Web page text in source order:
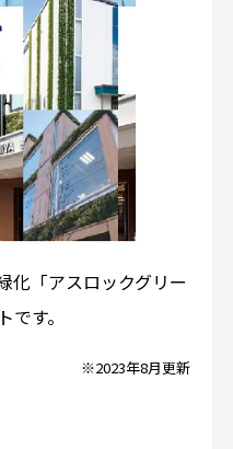
化「アスロックグリー
す。
※2023年8月更新